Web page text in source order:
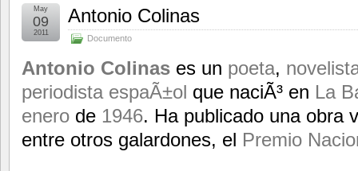
Antonio Colinas
Documento
May
09
2011
Antonio Colinas es un poeta,
periodista espaÃ±ol que naciÃ³ en La
enero de 1946. Ha publicado una obra
entre otros galardones, el Premio